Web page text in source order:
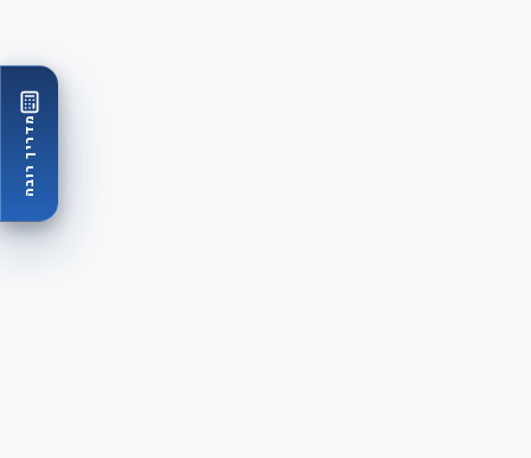
מדריך רובה